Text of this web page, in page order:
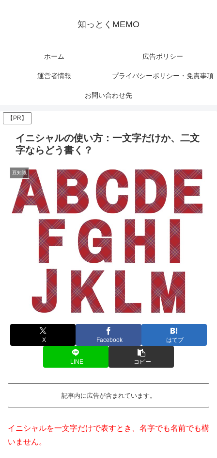
知っとくMEMO
ホーム 広告ポリシー
運営者情報 プライバシーポリシー・免責事項
お問い合わせ先
【PR】
イニシャルの使い方：一文字だけか、二文
字ならどう書く？
豆知識
X Facebook はてブ
LINE コピー
記事内に広告が含まれています。
イニシャルを一文字だけで表すとき、名字でも名前でも構
いません。